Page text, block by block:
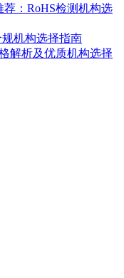
荐：RoHS检测机构选
机构选择指南
解析及优质机构选择